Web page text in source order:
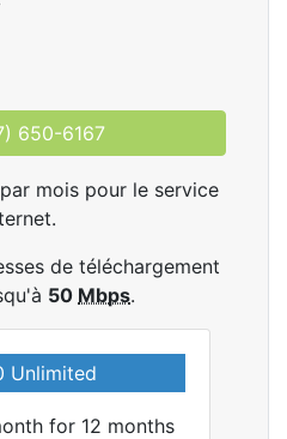
650-6167
par mois pour le service
de téléchargement
50 Mbps.
Unlimited
for 12 months